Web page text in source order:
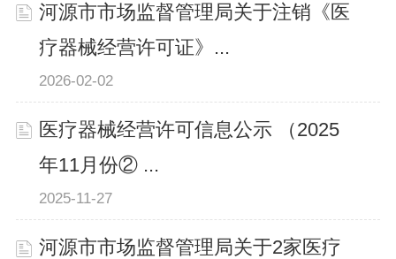
河源市市场监督管理局关于注销《医
疗器械经营许可证》...
2026-02-02
医疗器械经营许可信息公示 （2025
年11月份② ...
2025-11-27
河源市市场监督管理局关于2家医疗